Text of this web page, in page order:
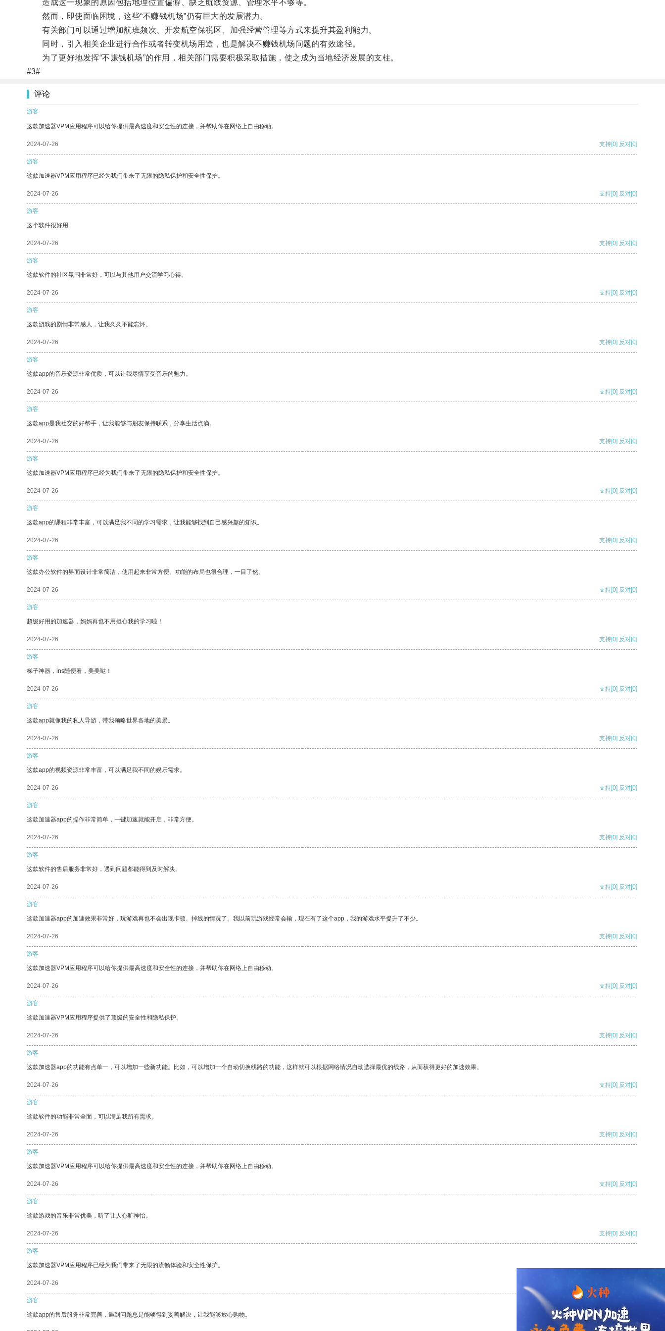
造成这一现象的原因包括地理位置偏僻、缺乏航线资源、管理水平不够等。
然而，即使面临困境，这些“不赚钱机场”仍有巨大的发展潜力。
有关部门可以通过增加航班频次、开发航空保税区、加强经营管理等方式来提升其盈利能力。
同时，引入相关企业进行合作或者转变机场用途，也是解决不赚钱机场问题的有效途径。
为了更好地发挥“不赚钱机场”的作用，相关部门需要积极采取措施，使之成为当地经济发展的支柱。
#3#
评论
游客
这款加速器VPM应用程序可以给你提供最高速度和安全性的连接，并帮助你在网络上自由移动。
2024-07-26 支持[0] 反对[0]
游客
这款加速器VPM应用程序已经为我们带来了无限的隐私保护和安全性保护。
2024-07-26 支持[0] 反对[0]
游客
这个软件很好用
2024-07-26 支持[0] 反对[0]
游客
这款软件的社区氛围非常好，可以与其他用户交流学习心得。
2024-07-26 支持[0] 反对[0]
游客
这款游戏的剧情非常感人，让我久久不能忘怀。
2024-07-26 支持[0] 反对[0]
游客
这款app的音乐资源非常优质，可以让我尽情享受音乐的魅力。
2024-07-26 支持[0] 反对[0]
游客
这款app是我社交的好帮手，让我能够与朋友保持联系，分享生活点滴。
2024-07-26 支持[0] 反对[0]
游客
这款加速器VPM应用程序已经为我们带来了无限的隐私保护和安全性保护。
2024-07-26 支持[0] 反对[0]
游客
这款app的课程非常丰富，可以满足我不同的学习需求，让我能够找到自己感兴趣的知识。
2024-07-26 支持[0] 反对[0]
游客
这款办公软件的界面设计非常简洁，使用起来非常方便。功能的布局也很合理，一目了然。
2024-07-26 支持[0] 反对[0]
游客
超级好用的加速器，妈妈再也不用担心我的学习啦！
2024-07-26 支持[0] 反对[0]
游客
梯子神器，ins随便看，美美哒！
2024-07-26 支持[0] 反对[0]
游客
这款app就像我的私人导游，带我领略世界各地的美景。
2024-07-26 支持[0] 反对[0]
游客
这款app的视频资源非常丰富，可以满足我不同的娱乐需求。
2024-07-26 支持[0] 反对[0]
游客
这款加速器app的操作非常简单，一键加速就能开启，非常方便。
2024-07-26 支持[0] 反对[0]
游客
这款软件的售后服务非常好，遇到问题都能得到及时解决。
2024-07-26 支持[0] 反对[0]
游客
这款加速器app的加速效果非常好，玩游戏再也不会出现卡顿、掉线的情况了。我以前玩游戏经常会输，现在有了这个app，我的游戏水平提升了不少。
2024-07-26 支持[0] 反对[0]
游客
这款加速器VPM应用程序可以给你提供最高速度和安全性的连接，并帮助你在网络上自由移动。
2024-07-26 支持[0] 反对[0]
游客
这款加速器VPM应用程序提供了顶级的安全性和隐私保护。
2024-07-26 支持[0] 反对[0]
游客
这款加速器app的功能有点单一，可以增加一些新功能。比如，可以增加一个自动切换线路的功能，这样就可以根据网络情况自动选择最优的线路，从而获得更好的加速效果。
2024-07-26 支持[0] 反对[0]
游客
这款软件的功能非常全面，可以满足我所有需求。
2024-07-26 支持[0] 反对[0]
游客
这款加速器VPM应用程序可以给你提供最高速度和安全性的连接，并帮助你在网络上自由移动。
2024-07-26 支持[0] 反对[0]
游客
这款游戏的音乐非常优美，听了让人心旷神怡。
2024-07-26 支持[0] 反对[0]
游客
这款加速器VPM应用程序已经为我们带来了无限的流畅体验和安全性保护。
2024-07-26
游客
这款app的售后服务非常完善，遇到问题总是能够得到妥善解决，让我能够放心购物。